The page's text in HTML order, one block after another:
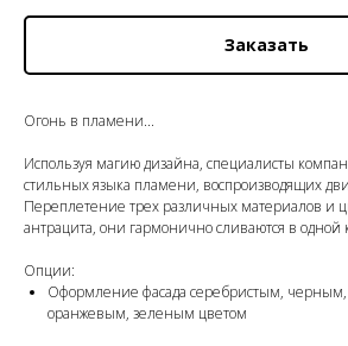
Заказать
Огонь в пламени...
Используя магию дизайна, специалисты
стильных языка пламени, воспроизводящих
Переплетение трех различных материалов и
антрацита, они гармонично сливаются в одной
Опции:
Оформление фасада серебристым,
оранжевым, зеленым цветом